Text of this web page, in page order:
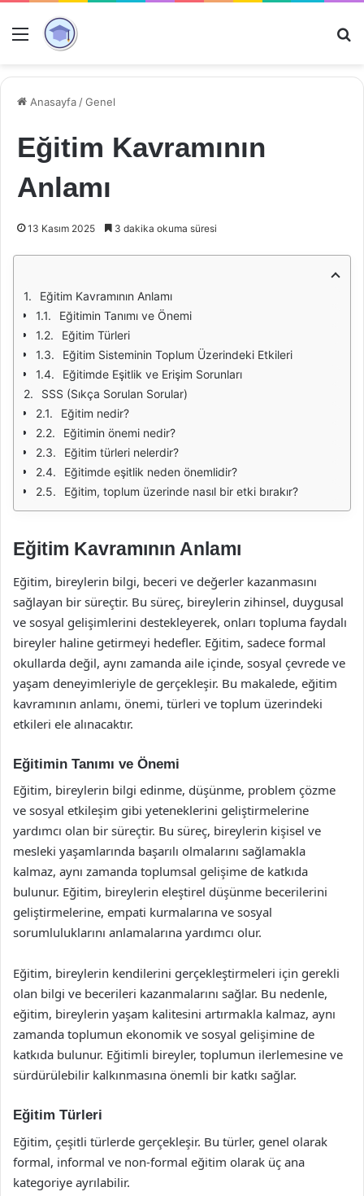
Menü
Anasayfa /Genel
Eğitim Kavramının
Anlamı
13 Kasım 2025 3 dakika okuma süresi
Eğitim Kavramının Anlamı
Eğitimin Tanımı ve Önemi
Eğitim Türleri
Eğitim Sisteminin Toplum Üzerindeki Etkileri
Eğitimde Eşitlik ve Erişim Sorunları
SSS (Sıkça Sorulan Sorular)
Eğitim nedir?
Eğitimin önemi nedir?
Eğitim türleri nelerdir?
Eğitimde eşitlik neden önemlidir?
Eğitim, toplum üzerinde nasıl bir etki bırakır?
Eğitim Kavramının Anlamı
Eğitim, bireylerin bilgi, beceri ve değerler kazanmasını
sağlayan bir süreçtir. Bu süreç, bireylerin zihinsel, duygusal
ve sosyal gelişimlerini destekleyerek, onları topluma faydalı
bireyler haline getirmeyi hedefler. Eğitim, sadece formal
okullarda değil, aynı zamanda aile içinde, sosyal çevrede ve
yaşam deneyimleriyle de gerçekleşir. Bu makalede, eğitim
kavramının anlamı, önemi, türleri ve toplum üzerindeki
etkileri ele alınacaktır.
Eğitimin Tanımı ve Önemi
Eğitim, bireylerin bilgi edinme, düşünme, problem çözme
ve sosyal etkileşim gibi yeteneklerini geliştirmelerine
yardımcı olan bir süreçtir. Bu süreç, bireylerin kişisel ve
mesleki yaşamlarında başarılı olmalarını sağlamakla
kalmaz, aynı zamanda toplumsal gelişime de katkıda
bulunur. Eğitim, bireylerin eleştirel düşünme becerilerini
geliştirmelerine, empati kurmalarına ve sosyal
sorumluluklarını anlamalarına yardımcı olur.
Eğitim, bireylerin kendilerini gerçekleştirmeleri için gerekli
olan bilgi ve becerileri kazanmalarını sağlar. Bu nedenle,
eğitim, bireylerin yaşam kalitesini artırmakla kalmaz, aynı
zamanda toplumun ekonomik ve sosyal gelişimine de
katkıda bulunur. Eğitimli bireyler, toplumun ilerlemesine ve
sürdürülebilir kalkınmasına önemli bir katkı sağlar.
Eğitim Türleri
Eğitim, çeşitli türlerde gerçekleşir. Bu türler, genel olarak
formal, informal ve non-formal eğitim olarak üç ana
kategoriye ayrılabilir.